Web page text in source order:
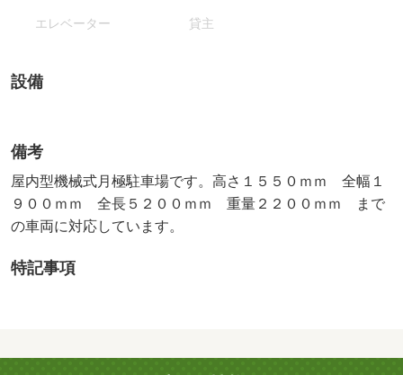
エレベーター 貸主
設備
備考
屋内型機械式月極駐車場です。高さ１５５０ｍｍ 全幅１
９００ｍｍ 全長５２００ｍｍ 重量２２００ｍｍ まで
の車両に対応しています。
特記事項